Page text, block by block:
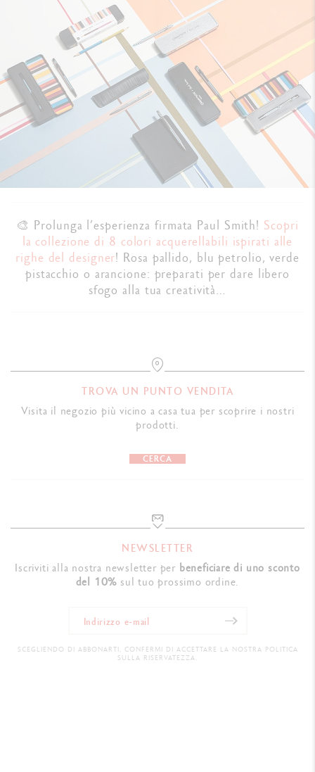
🎨 Prolunga l’esperienza firmata Paul Smith! Scopri
la collezione di 8 colori acquerellabili ispirati alle
righe del designer! Rosa pallido, blu petrolio, verde
pistacchio o arancione: preparati per dare libero
sfogo alla tua creatività…
TROVA UN PUNTO VENDITA
Visita il negozio più vicino a casa tua per scoprire i nostri
prodotti.
CERCA
NEWSLETTER
Iscriviti alla nostra newsletter per beneficiare di uno sconto
del 10% sul tuo prossimo ordine.
SCEGLIENDO DI ABBONARTI, CONFERMI DI ACCETTARE LA NOSTRA POLITICA
SULLA RISERVATEZZA.